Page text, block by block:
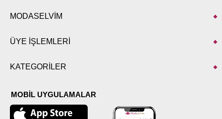
MODASELVİM
ÜYE İŞLEMLERİ
KATEGORİLER
MOBİL UYGULAMALAR